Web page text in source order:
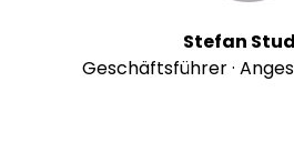
Stefan
Geschäftsführer ·